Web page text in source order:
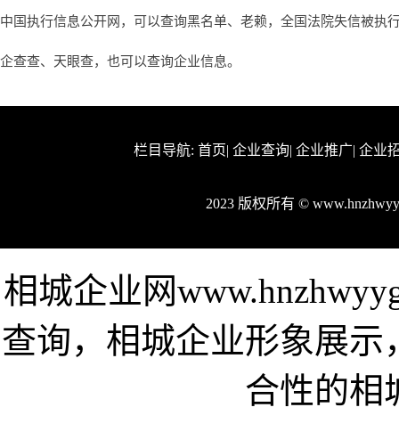
中国执行信息公开网，可以查询黑名单、老赖，全国法院失信被执
企查查、天眼查，也可以查询企业信息。
栏目导航: 首页| 企业查询| 企业推广| 企业
2023 版权所有 ©
相城企业网
查询，相城企业形象展
合性的相